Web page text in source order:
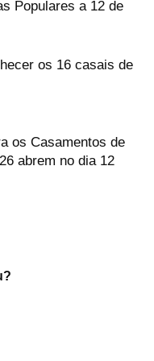
Populares a 12 de
os 16 casais de
os Casamentos de
abrem no dia 12